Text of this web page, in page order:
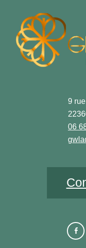
9
06